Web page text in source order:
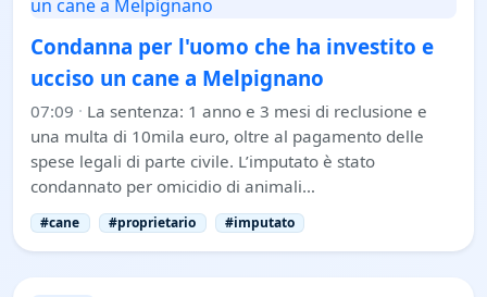
Condanna per l'uomo che ha investito e
ucciso un cane a Melpignano
07:09 · La sentenza: 1 anno e 3 mesi di reclusione e
una multa di 10mila euro, oltre al pagamento delle
spese legali di parte civile. L’imputato è stato
condannato per omicidio di animali…
#cane #proprietario #imputato